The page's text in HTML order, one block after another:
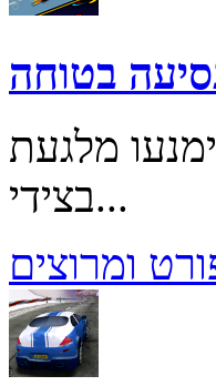
בטוחה
מלגעת
בצידי...
ומרוצים